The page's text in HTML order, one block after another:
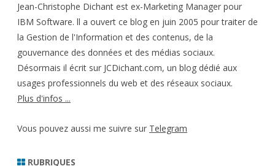
publications
Jean-Christophe Dichant est ex-Marketing Manager pour
IBM Software. ll a ouvert ce blog en juin 2005 pour traiter de
la Gestion de l'Information et des contenus, de la
gouvernance des données et des médias sociaux.
Désormais il écrit sur JCDichant.com, un blog dédié aux
usages professionnels du web et des réseaux sociaux.
Plus d'infos ...
Vous pouvez aussi me suivre sur Telegram
RUBRIQUES